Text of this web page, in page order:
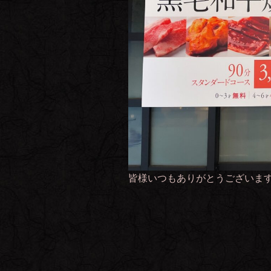
皆様いつもありがとうございま